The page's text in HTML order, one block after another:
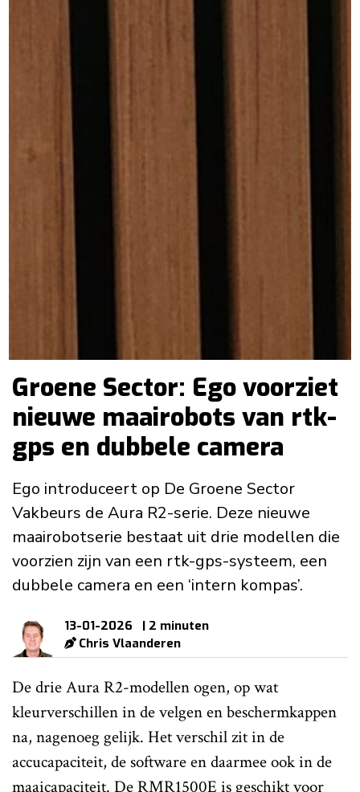
Groene Sector: Ego voorziet
nieuwe maairobots van rtk-
gps en dubbele camera
Ego introduceert op De Groene Sector
Vakbeurs de Aura R2-serie. Deze nieuwe
maairobotserie bestaat uit drie modellen die
voorzien zijn van een rtk-gps-systeem, een
dubbele camera en een ‘intern kompas’.
13-01-2026
| 2 minuten
Chris Vlaanderen
De drie Aura R2-modellen ogen, op wat
kleurverschillen in de velgen en beschermkappen
na, nagenoeg gelijk. Het verschil zit in de
accucapaciteit, de software en daarmee ook in de
maaicapaciteit. De RMR1500E is geschikt voor